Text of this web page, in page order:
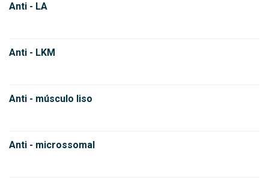
Anti - LA
Anti - LKM
Anti - músculo liso
Anti - microssomal